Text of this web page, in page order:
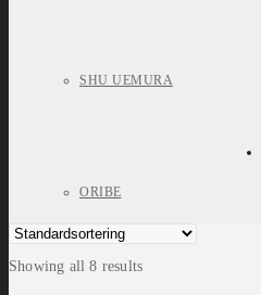
SHU UEMURA
ORIBE
Showing all 8 results